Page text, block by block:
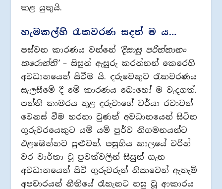
කළ යුතුයි.
හැමකල්හි රැකවරණ සදත් ම ය…
පස්වන කාරණය වන්නේ ‘දිසාසු පරිත්තානං
කරොන්ති’– සිසුන් ඇසුරු කරන්නන් කෙරෙහි
අවධානයෙන් සිටීම යි. දරුවෙකුට රැකවරණය
සැලසීමේ දී මේ කාරණය බොහෝ ම වැදගත්.
පන්ති කාමරය තුළ දරුවාගේ චර්යා රටාවන්
වෙනස් වීම හරහා වුණත් අවධානයෙන් සිටින
ගුරුවරයෙකුට යම් යම් පූර්ව නිගමනයන්ට
එළඹෙන්නට පුළුවන්. පසුගිය කාලයේ වරින්
වර වාර්තා වූ පුවත්වලින් සිසුන් ගැන
අවධානයෙන් සිටි ගුරුවරුන් නිසාවෙන් ඇතැම්
අපචාරයන් නීතියේ රැහැනට හසු වූ ආකාරය